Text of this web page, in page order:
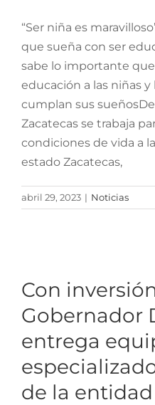
“Ser niña es
que sueña con ser
sabe lo importante
educación a las niñas y
cumplan sus
Zacatecas se trabaja
condiciones de vida a
estado Zacatecas,
abril 29, 2023 | Noticias
de la
Con
Gobernador
entrega
de la entidad